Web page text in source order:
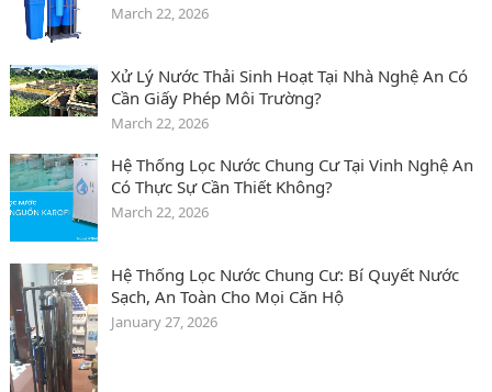
March 22, 2026
Xử Lý Nước Thải Sinh Hoạt Tại Nhà Nghệ An Có
Cần Giấy Phép Môi Trường?
March 22, 2026
Hệ Thống Lọc Nước Chung Cư Tại Vinh Nghệ An
Có Thực Sự Cần Thiết Không?
March 22, 2026
Hệ Thống Lọc Nước Chung Cư: Bí Quyết Nước
Sạch, An Toàn Cho Mọi Căn Hộ
January 27, 2026